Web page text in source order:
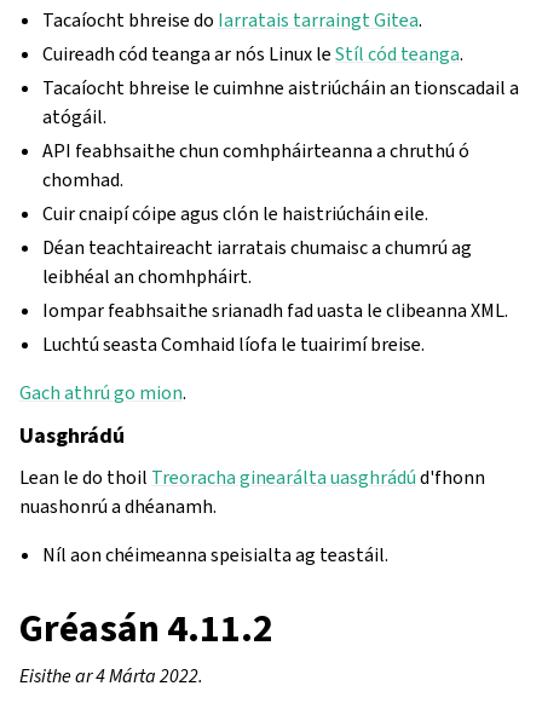
Tacaíocht bhreise do Iarratais tarraingt Gitea.
Cuireadh cód teanga ar nós Linux leStíl cód teanga.
Tacaíocht bhreise le cuimhne aistriúcháin an tionscadail a
atógáil.
API feabhsaithe chun comhpháirteanna a chruthú ó
chomhad.
Cuir cnaipí cóipe agus clón le haistriúcháin eile.
Déan teachtaireacht iarratais chumaisc a chumrú ag
leibhéal an chomhpháirt.
Iompar feabhsaithe srianadh fad uasta le clibeanna XML.
Luchtú seasta Comhaid líofa le tuairimí breise.
Gach athrú go mion.
Uasghrádú
Lean le do thoil Treoracha ginearálta uasghrádúd'fhonn
nuashonrú a dhéanamh.
Níl aon chéimeanna speisialta ag teastáil.
Gréasán 4.11.2
Eisithe ar 4 Márta 2022.